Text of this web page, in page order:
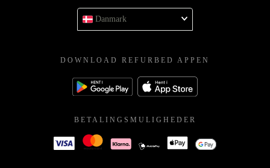
Danmark
DOWNLOAD REFURBED APPEN
BETALINGSMULIGHEDER